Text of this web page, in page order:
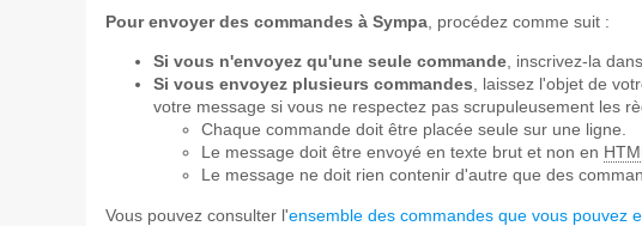
Pour envoyer des commandes à Sympa , procédez comme suit :
Si vous n'envoyez qu'une seule commande, inscrivez-la
Si vous envoyez plusieurs commandes, laissez l'objet de
votre message si vous ne respectez pas scrupuleusement les
Chaque commande doit être placée seule sur une ligne.
Le message doit être envoyé en texte brut et non en
Le message ne doit rien contenir d'autre que des
Vous pouvez consulter l'ensemble des commandes que vous pouvez